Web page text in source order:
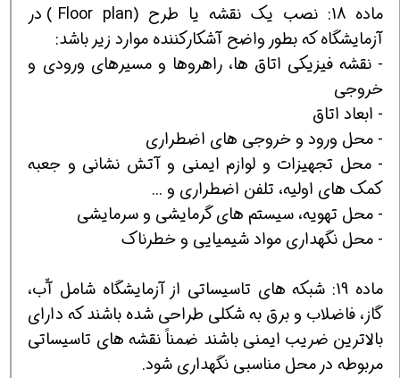
ماده 18: نصب یک نقشه یا طرح (Floor plan) در
آزمایشگاه که بطور واضح آشکارکننده موارد زیر باشد:
- نقشه فیزیکی اتاق ها، راهروها و مسیرهای ورودی و
خروجی
- ابعاد اتاق
- محل ورود و خروجی های اضطراری
- محل تجهیزات و لوازم ایمنی و آتش نشانی و جعبه
کمک های اولیه، تلفن اضطراری و ...
- محل تهویه، سیستم های گرمایشی و سرمایشی
- محل نگهداری مواد شیمیایی و خطرناک
ماده 19: شبکه های تاسیساتی از آزمایشگاه شامل آّب،
گاز، فاضلاب و برق به شکلی طراحی شده باشند که دارای
بالاترین ضریب ایمنی باشند ضمناً نقشه های تاسیساتی
مربوطه در محل مناسبی نگهداری شود.